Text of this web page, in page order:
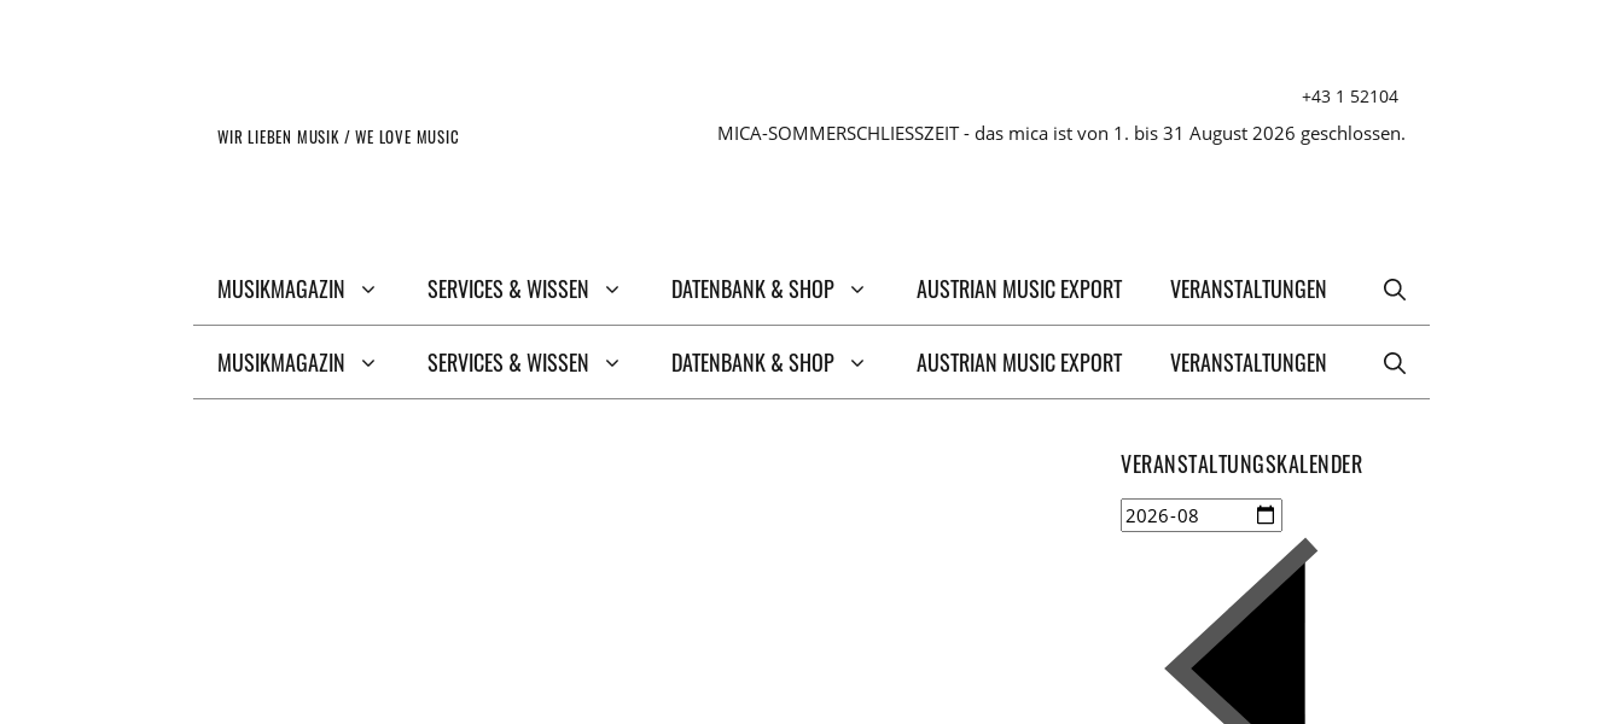
+43 1 52104
WIR LIEBEN MUSIK / WE LOVE MUSIC MICA-SOMMERSCHLIESSZEIT - das mica ist von 1. bis 31 August 2026 geschlossen.
MUSIKMAGAZIN SERVICES & WISSEN DATENBANK & SHOP AUSTRIAN MUSIC EXPORT VERANSTALTUNGEN
MUSIKMAGAZIN SERVICES & WISSEN DATENBANK & SHOP AUSTRIAN MUSIC EXPORT VERANSTALTUNGEN
VERANSTALTUNGSKALENDER